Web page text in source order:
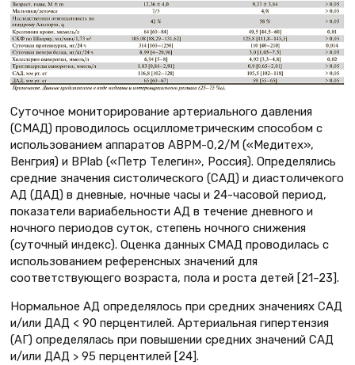
Суточное мониторирование артериального давления
(СМАД) проводилось осциллометрическим способом с
использованием аппаратов АВРМ-0,2/М («Медитех»,
Венгрия) и BPlab («Петр Телегин», Россия). Определялись
средние значения систолического (САД) и диастоличекого
АД (ДАД) в дневные, ночные часы и 24-часовой период,
показатели вариабельности АД в течение дневного и
ночного периодов суток, степень ночного снижения
(суточный индекс). Оценка данных СМАД проводилась с
использованием референсных значений для
соответствующего возраста, пола и роста детей [21–23].
Нормальное АД определялось при средних значениях САД
и/или ДАД < 90 перцентилей. Артериальная гипертензия
(АГ) определялась при повышении средних значений САД
и/или ДАД > 95 перцентилей [24].